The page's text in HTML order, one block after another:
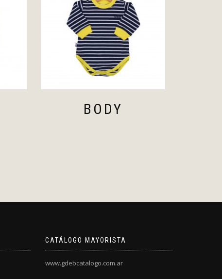
BODY
CATÁLOGO MAYORISTA
www.gdebcatalogo.com.ar